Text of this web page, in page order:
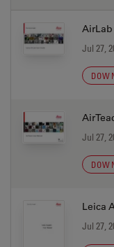
Jul 27,
Jul 27,
Leica
Jul 27,